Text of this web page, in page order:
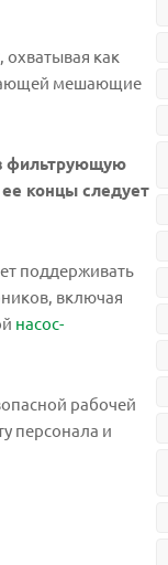
, охватывая как
мешающие
фильтрующую
концы следует
поддерживать
включая
насос-
рабочей
персонала и